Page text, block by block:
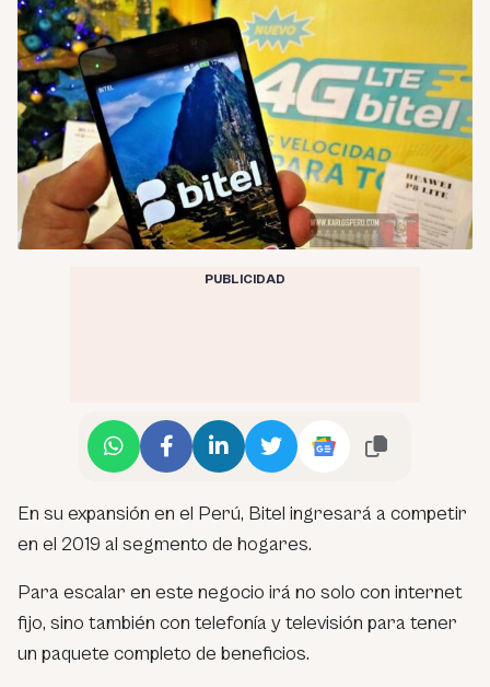
PUBLICIDAD
En su expansión en el Perú, Bitel ingresará a competir
en el 2019 al segmento de hogares.
Para escalar en este negocio irá no solo con internet
fijo, sino también con telefonía y televisión para tener
un paquete completo de beneficios.